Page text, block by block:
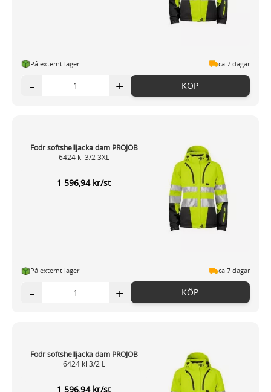
På externt lager ca 7 dagar
- + KÖP
Fodr softshelljacka dam PROJOB
6424 kl 3/2 3XL
1 596,94 kr/st
På externt lager ca 7 dagar
- + KÖP
Fodr softshelljacka dam PROJOB
6424 kl 3/2 L
1 596,94 kr/st